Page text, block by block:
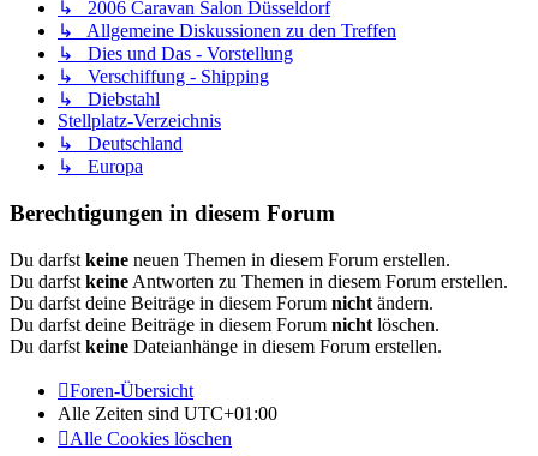
↳ 2006 Caravan Salon Düsseldorf
↳ Allgemeine Diskussionen zu den Treffen
↳ Dies und Das - Vorstellung
↳ Verschiffung - Shipping
↳ Diebstahl
Stellplatz-Verzeichnis
↳ Deutschland
↳ Europa
Berechtigungen in diesem Forum
Du darfst keine neuen Themen in diesem Forum erstellen.
Du darfst keine Antworten zu Themen in diesem Forum erstellen.
Du darfst deine Beiträge in diesem Forum nicht ändern.
Du darfst deine Beiträge in diesem Forum nicht löschen.
Du darfst keine Dateianhänge in diesem Forum erstellen.
Foren-Übersicht
Alle Zeiten sind UTC+01:00
Alle Cookies löschen